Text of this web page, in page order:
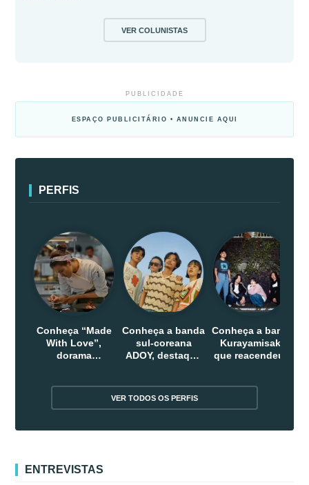
VER COLUNISTAS
PUBLICIDADE
ESPAÇO PUBLICITÁRIO • ANUNCIE AQUI
PERFIS
Conheça “Made
With Love”,
dorama
Conheça a banda
sul-coreana
ADOY, destaque
Conheça a banda
Kurayamisaka
que reacendeu o
VER TODOS OS PERFIS
ENTREVISTAS